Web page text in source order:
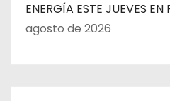
ENERGÍA ESTE JUEVES
agosto de 2026